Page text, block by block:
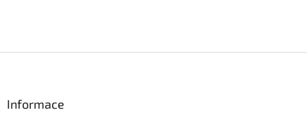
Informace